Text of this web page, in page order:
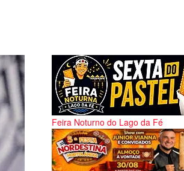
Feira Noturno do Lago da Fé